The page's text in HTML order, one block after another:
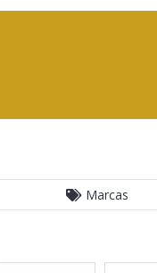
Marcas